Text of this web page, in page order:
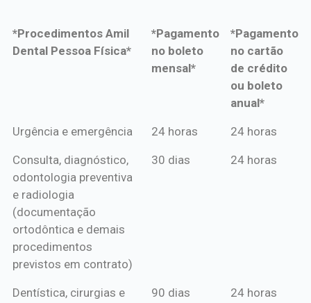
*Procedimentos Amil
Dental Pessoa Física*
*Pagamento
no boleto
mensal*
*Pagamento
no cartão
de crédito
ou boleto
anual*
*Procedimentos Amil
*Pagamento
mensal*
*Pagamento
de crédito
Urgência e emergência 24 horas 24 horas
Consulta, diagnóstico,
odontologia preventiva
e radiologia
(documentação
ortodôntica e demais
procedimentos
previstos em contrato)
30 dias 24 horas
Dentística, cirurgias e
90 dias 24 horas